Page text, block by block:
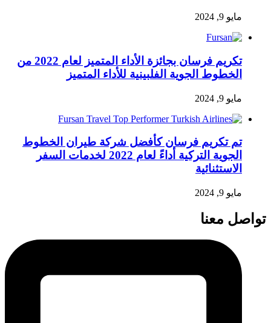
مايو 9, 2024
تكريم فرسان بجائزة الأداء المتميز لعام 2022 من
الخطوط الجوية الفلبينية للأداء المتميز
مايو 9, 2024
تم تكريم فرسان كأفضل شركة طيران الخطوط
الجوية التركية أداءً لعام 2022 لخدمات السفر
الاستثنائية
مايو 9, 2024
تواصل معنا